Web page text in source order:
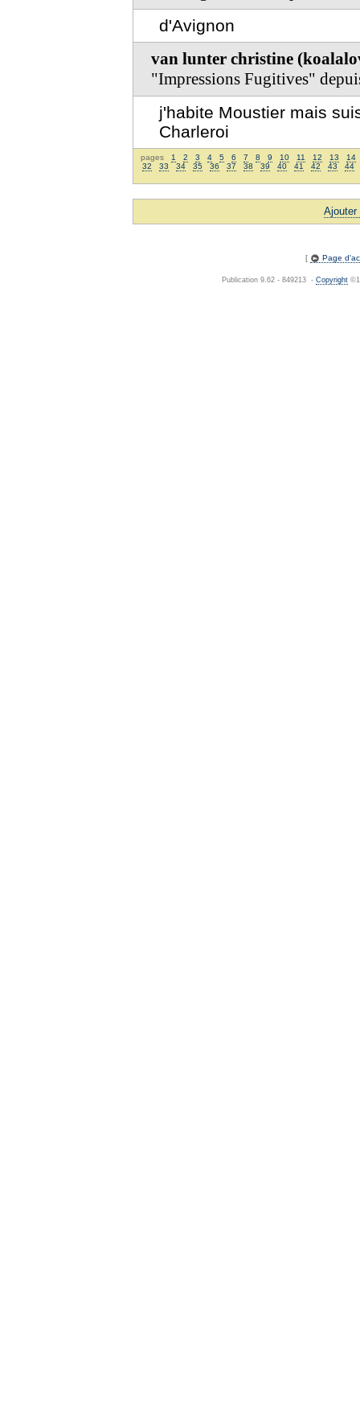
d'Avignon
van lunter christine
"Impressions Fugitives"
j'habite Moustier mais
Charleroi
pages 1 2 3 4 5 6 7 8 9 10 11 12 13
14
32
33 34 35 36 37 38 39 40 41 42 43 44
Ajouter
[ Page
Publication 9.62 - 849213 - Copyright